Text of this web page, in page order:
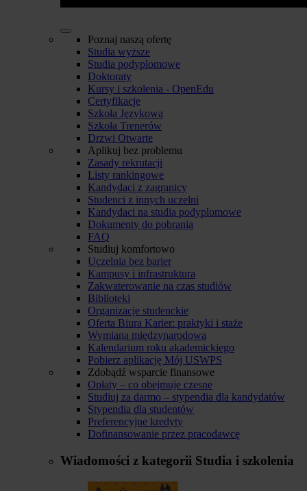
Poznaj naszą ofertę
Studia wyższe
Studia podyplomowe
Doktoraty
Kursy i szkolenia - OpenEdu
Certyfikacje
Szkoła Językowa
Szkoła Trenerów
Drzwi Otwarte
Aplikuj bez problemu
Zasady rekrutacji
Listy rankingowe
Kandydaci z zagranicy
Studenci z innych uczelni
Kandydaci na studia podyplomowe
Dokumenty do pobrania
FAQ
Studiuj komfortowo
Uczelnia bez barier
Kampusy i infrastruktura
Zakwaterowanie na czas studiów
Biblioteki
Organizacje studenckie
Oferta Biura Karier: praktyki i staże
Wymiana międzynarodowa
Kalendarium roku akademickiego
Pobierz aplikację Mój USWPS
Zdobądź wsparcie finansowe
Opłaty – co obejmuje czesne
Studiuj za darmo – stypendia dla kandydatów
Stypendia dla studentów
Preferencyjne kredyty
Dofinansowanie przez pracodawcę
Wiadomości z kategorii Studia i szkolenia